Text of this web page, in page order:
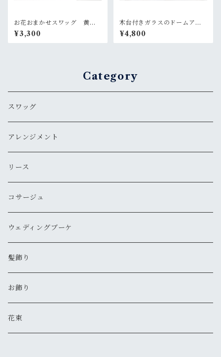
お花おまかせスワッグ 黄色×
グリーン系
¥3,300
木台付きガラスのドームアレ
ンジ~菜花のような黄色
¥4,800
Category
スワッグ
アレンジメント
リース
コサージュ
ウェディングブーケ
髪飾り
お飾り
花束